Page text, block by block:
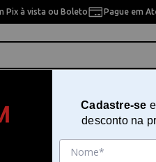
Pix à vista ou Boleto Pague em
Pintura
Cadastre-se
desconto na